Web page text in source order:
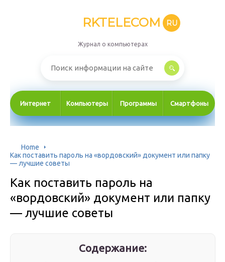
RKTELECOM RU
Журнал о компьютерах
Интернет Компьютеры Программы Смартфоны
Home
Как поставить пароль на «вордовский» документ или папку
— лучшие советы
Как поставить пароль на
«вордовский» документ или папку
— лучшие советы
Содержание: